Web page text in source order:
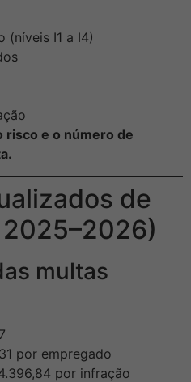
(níveis I1 a I4)
risco e o número de
de
multas
por empregado
por infração